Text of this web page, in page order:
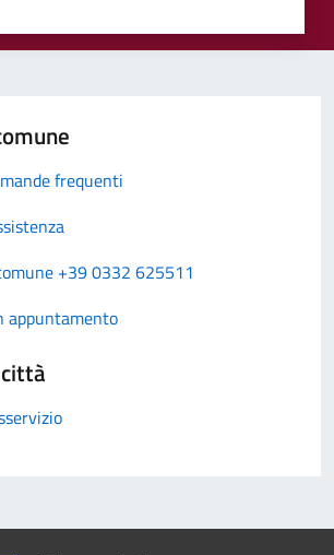
frequenti
+39 0332 625511
appuntamento